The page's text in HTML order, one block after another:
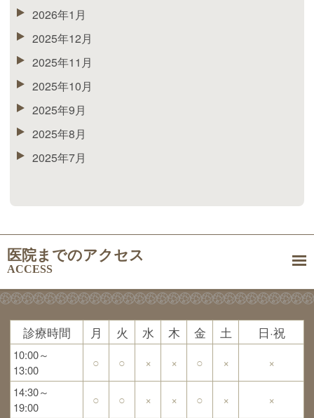
2026年1月
2025年12月
2025年11月
2025年10月
2025年9月
2025年8月
2025年7月
医院までのアクセス
ACCESS
診療時間 月 火 水 木 金 土 日·祝
10:00～
13:00
○ ○ × × ○ × ×
14:30～
19:00
○ ○ × × ○ × ×